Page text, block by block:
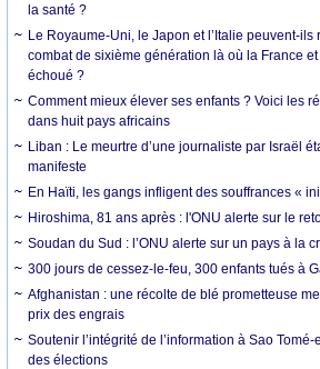
la santé ?
Le Royaume-Uni, le Japon et l’Italie peuvent-ils
combat de sixième génération là où la France
échoué ?
Comment mieux élever ses enfants ? Voici les
dans huit pays africains
Liban : Le meurtre d’une journaliste par Israël
manifeste
En Haïti, les gangs infligent des souffrances «
Hiroshima, 81 ans après : l'ONU alerte sur le
Soudan du Sud : l’ONU alerte sur un pays à la
300 jours de cessez-le-feu, 300 enfants tués à
Afghanistan : une récolte de blé prometteuse
prix des engrais
Soutenir l’intégrité de l’information à Sao
des élections